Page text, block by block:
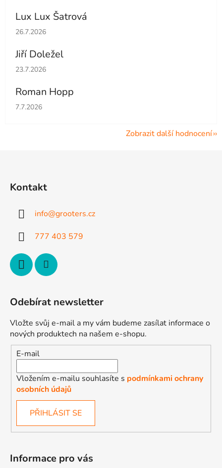
Lux Lux Šatrová
Hodnocení obchodu je 5 z 5 hvězdiček.
26.7.2026
Jiří Doležel
Hodnocení obchodu je 5 z 5 hvězdiček.
23.7.2026
Roman Hopp
Hodnocení obchodu je 5 z 5 hvězdiček.
7.7.2026
Zobrazit další hodnocení
Kontakt
info@grooters.cz
777 403 579
Odebírat newsletter
Vložte svůj e-mail a my vám budeme zasílat informace o
nových produktech na našem e-shopu.
E-mail
Vložením e-mailu souhlasíte s podmínkami ochrany
osobních údajů
PŘIHLÁSIT SE
Informace pro vás